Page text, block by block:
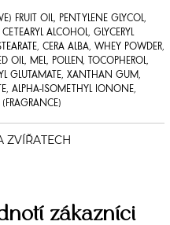
FRUIT OIL, PENTYLENE GLYCOL,
ALCOHOL, GLYCERYL
CERA ALBA, WHEY POWDER,
OIL, MEL, POLLEN, TOCOPHEROL,
GLUTAMATE, XANTHAN GUM,
ALPHA-ISOMETHYL IONONE,
zákazníci